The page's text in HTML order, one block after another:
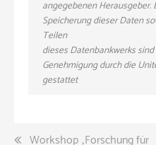
angegebenen Herausgeber.
Speicherung dieser Daten
Teilen
dieses Datenbankwerks
Genehmigung durch die
gestattet
Workshop „Forschung für